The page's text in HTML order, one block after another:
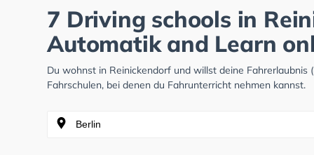
7 Driving schools in
Automatik and Learn
Du wohnst in Reinickendorf und willst deine
Fahrschulen, bei denen du Fahrunterricht nehmen kannst.